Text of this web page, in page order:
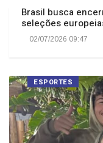
Brasil busca
seleções
02/07/2026 09:47
ESPORTES